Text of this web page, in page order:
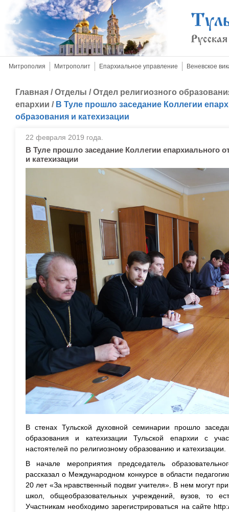
Митрополия Митрополит Епархиальное управление Веневское
Главная /Отделы /Отдел религиозного
епархии / В Туле прошло заседание Коллегии
образования и катехизации
22 февраля 2019 года.
В Туле прошло заседание Коллегии епархиального
и катехизации
В стенах Тульской духовной семинарии прошло
образования и катехизации Тульской епархии с
настоятелей по религиозному образованию и катехизации.
В начале мероприятия председатель
рассказал о Международном конкурсе в области
20 лет «За нравственный подвиг учителя». В нем могут
школ, общеобразовательных учреждений, вузов, то
Участникам необходимо зарегистрироваться на сайте